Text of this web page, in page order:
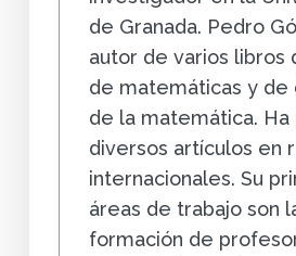
de Granada. Pedro
autor de varios libros
de matemáticas y de
de la matemática. Ha
diversos artículos en
internacionales. Su
áreas de trabajo son
formación de